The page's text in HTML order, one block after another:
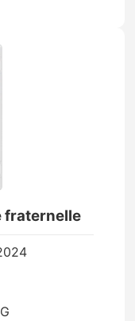
fraternelle